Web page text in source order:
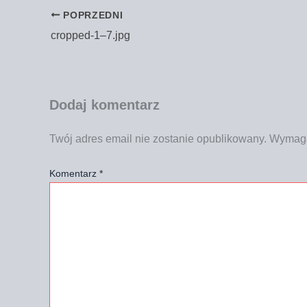
POPRZEDNI
cropped‑1–7.jpg
Dodaj komentarz
Twój adres email nie zostanie opublikowany.
Komentarz *